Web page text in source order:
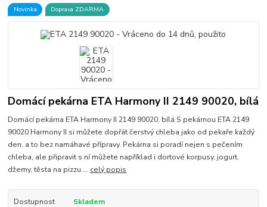
Novinka Doprava ZDARMA
Domácí pekárna ETA Harmony II 2149 90020, bílá
Domácí pekárna ETA Harmony II 2149 90020, bílá S pekárnou ETA 2149
90020 Harmony II si můžete dopřát čerstvý chleba jako od pekaře každý
den, a to bez namáhavé přípravy. Pekárna si poradí nejen s pečením
chleba, ale připravit s ní můžete například i dortové korpusy, jogurt,
džemy, těsta na pizzu.... celý popis
Dostupnost Skladem